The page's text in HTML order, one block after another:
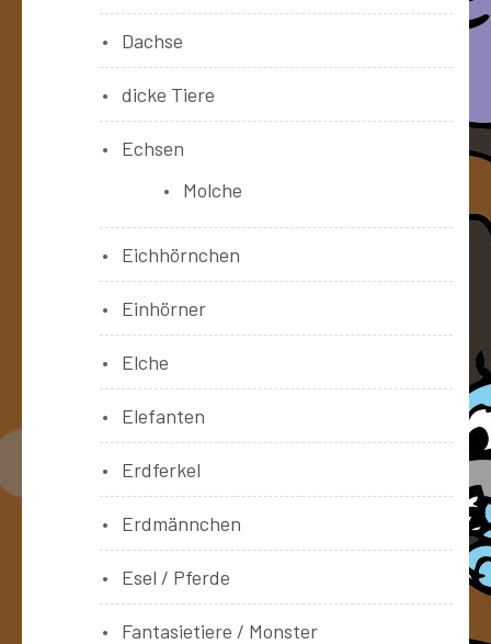
Dachse
dicke Tiere
Echsen
Molche
Eichhörnchen
Einhörner
Elche
Elefanten
Erdferkel
Erdmännchen
Esel / Pferde
Fantasietiere / Monster